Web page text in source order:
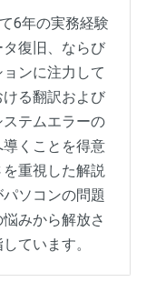
6年の実務経験
復旧、ならび
ンに注力して
る翻訳および
テムエラーの
くことを得意
重視した解説
ソコンの問題
みから解放さ
ています。